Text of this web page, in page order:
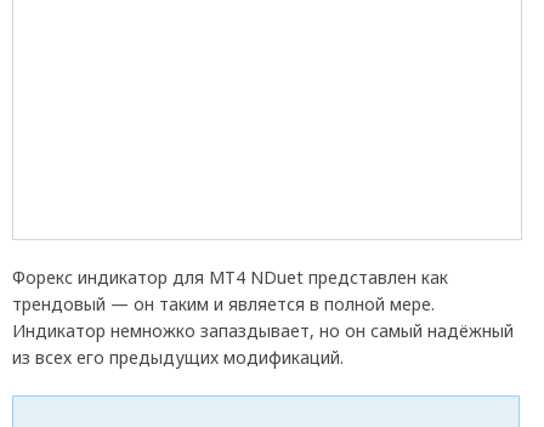
Форекс индикатор для МТ4 NDuet представлен как
трендовый — он таким и является в полной мере.
Индикатор немножко запаздывает, но он самый надёжный
из всех его предыдущих модификаций.